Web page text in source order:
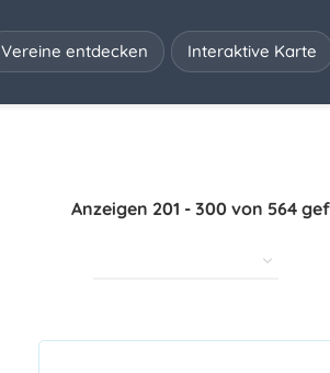
Vereine entdecken Interaktive Karte
Anzeigen 201 - 300 von 564